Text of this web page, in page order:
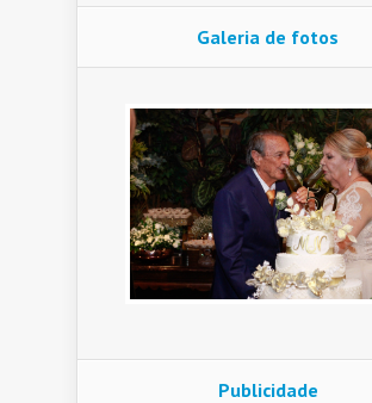
Galeria de fotos
Publicidade